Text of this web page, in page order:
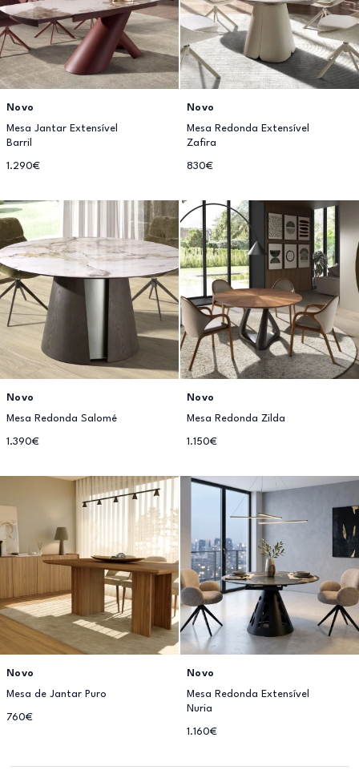
Novo
Mesa Jantar Extensível
Barril
1.290€
Novo
Mesa Redonda Extensível
Zafira
830€
Novo
Mesa Redonda Salomé
1.390€
Novo
Mesa Redonda Zilda
1.150€
Novo
Mesa de Jantar Puro
760€
Novo
Mesa Redonda Extensível
Nuria
1.160€